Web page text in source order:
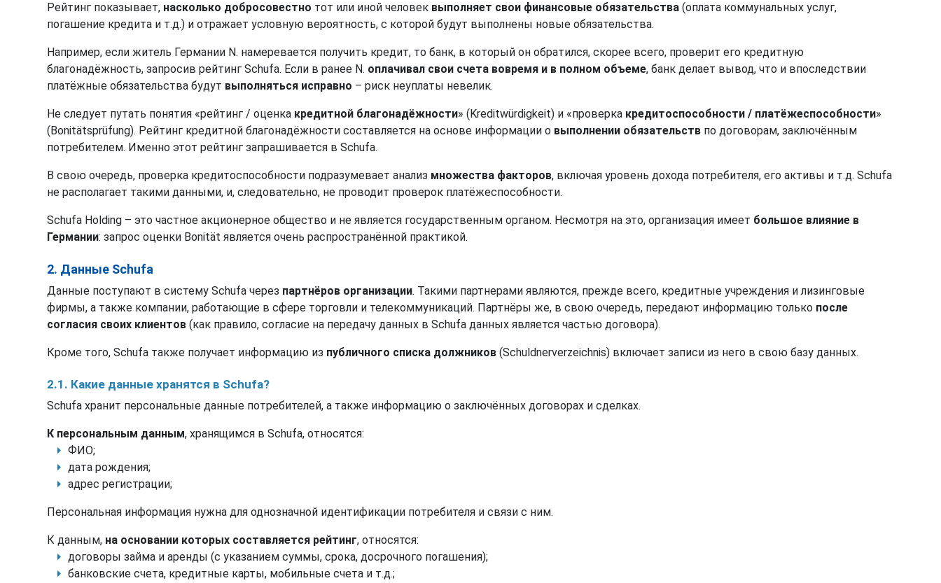
Рейтинг показывает, насколько добросовестно тот или иной человек выполняет свои финансовые обязательства (оплата коммунальных услуг,
погашение кредита и т.д.) и отражает условную вероятность, с которой будут выполнены новые обязательства.
Например, если житель Германии N. намеревается получить кредит, то банк, в который он обратился, скорее всего, проверит его кредитную
благонадёжность, запросив рейтинг Schufa. Если в ранее N. оплачивал свои счета вовремя и в полном объеме, банк делает вывод, что и впоследствии
платёжные обязательства будут выполняться исправно – риск неуплаты невелик.
Не следует путать понятия «рейтинг / оценка кредитной благонадёжности» (Kreditwürdigkeit) и «проверка кредитоспособности / платёжеспособности»
(Bonitätsprüfung). Рейтинг кредитной благонадёжности составляется на основе информации о выполнении обязательств по договорам, заключённым
потребителем. Именно этот рейтинг запрашивается в Schufa.
В свою очередь, проверка кредитоспособности подразумевает анализ множества факторов, включая уровень дохода потребителя, его активы и т.д. Schufa
не располагает такими данными, и, следовательно, не проводит проверок платёжеспособности.
Schufa Holding – это частное акционерное общество и не является государственным органом. Несмотря на это, организация имеет большое влияние в
Германии: запрос оценки Bonität является очень распространённой практикой.
2. Данные Schufa
Данные поступают в систему Schufa через партнёров организации. Такими партнерами являются, прежде всего, кредитные учреждения и лизинговые
фирмы, а также компании, работающие в сфере торговли и телекоммуникаций. Партнёры же, в свою очередь, передают информацию только после
согласия своих клиентов (как правило, согласие на передачу данных в Schufa данных является частью договора).
Кроме того, Schufa также получает информацию из публичного списка должников (Schuldnerverzeichnis) включает записи из него в свою базу данных.
2.1. Какие данные хранятся в Schufa?
Schufa хранит персональные данные потребителей, а также информацию о заключённых договорах и сделках.
К персональным данным, хранящимся в Schufa, относятся:
ФИО;
дата рождения;
адрес регистрации;
Персональная информация нужна для однозначной идентификации потребителя и связи с ним.
К данным, на основании которых составляется рейтинг, относятся:
договоры займа и аренды (с указанием суммы, срока, досрочного погашения);
банковские счета, кредитные карты, мобильные счета и т.д.;